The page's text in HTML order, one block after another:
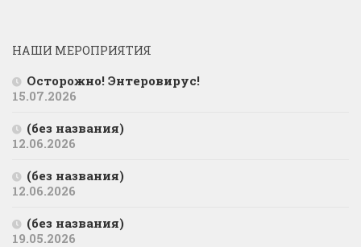
НАШИ МЕРОПРИЯТИЯ
Осторожно! Энтеровирус!
15.07.2026
(без названия)
12.06.2026
(без названия)
12.06.2026
(без названия)
19.05.2026